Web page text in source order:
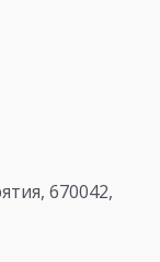
670042,